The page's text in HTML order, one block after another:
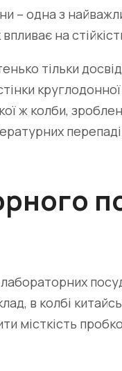
– одна з
на
тільки
ж колби,
лабораторних
в колбі
місткість